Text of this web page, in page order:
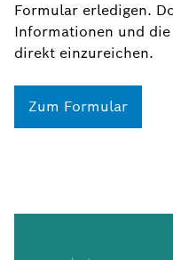
Formular erledigen.
Informationen und
direkt einzureichen.
Zum Formular